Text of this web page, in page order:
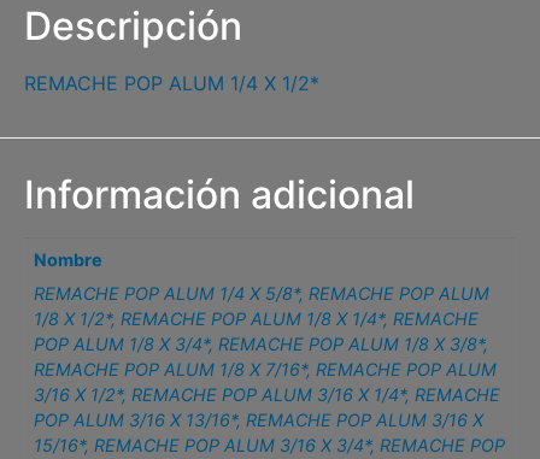
Descripción
REMACHE POP ALUM 1/4 X 1/2*
Información adicional
Nombre
REMACHE POP ALUM 1/4 X 5/8*,REMACHE POP ALUM
1/8 X 1/2*,REMACHE POP ALUM 1/8 X 1/4*,REMACHE
POP ALUM 1/8 X 3/4*,REMACHE POP ALUM 1/8 X 3/8*,
REMACHE POP ALUM 1/8 X 7/16*,REMACHE POP ALUM
3/16 X 1/2*,REMACHE POP ALUM 3/16 X 1/4*,REMACHE
POP ALUM 3/16 X 13/16*,REMACHE POP ALUM 3/16 X
15/16*,REMACHE POP ALUM 3/16 X 3/4*,REMACHE POP